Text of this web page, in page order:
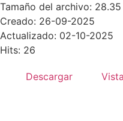
Tamaño del archivo: 28.35
Creado: 26-09-2025
Actualizado: 02-10-2025
Hits: 26
Descargar